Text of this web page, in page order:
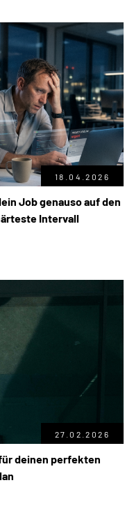
18.04.2026
Job genauso auf den
Intervall
27.02.2026
deinen perfekten